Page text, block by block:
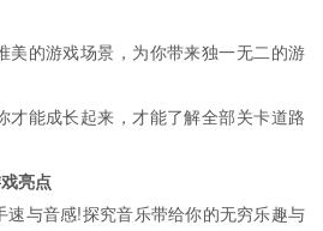
美的游戏场景，为你带来独一无二的游
才能成长起来，才能了解全部关卡道路
亮点
速与音感!探究音乐带给你的无穷乐趣与